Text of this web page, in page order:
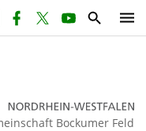
Bockumer Feld